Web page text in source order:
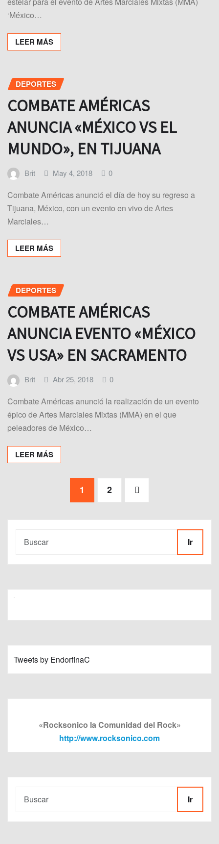
‘México…
LEER MÁS
DEPORTES
COMBATE AMÉRICAS
ANUNCIA «MÉXICO VS EL
MUNDO», EN TIJUANA
Brit May 4, 2018 0
Combate Américas anunció el día de hoy su regreso a
Tijuana, México, con un evento en vivo de Artes
Marciales…
LEER MÁS
DEPORTES
COMBATE AMÉRICAS
ANUNCIA EVENTO «MÉXICO
VS USA» EN SACRAMENTO
Brit Abr 25, 2018 0
Combate Américas anunció la realización de un evento
épico de Artes Marciales Mixtas (MMA) en el que
peleadores de México…
LEER MÁS
1 2
Ir
Tweets by EndorfinaC
«Rocksonico la Comunidad del Rock»
http://www.rocksonico.com
Ir